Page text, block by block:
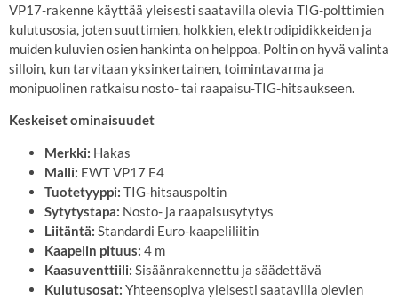
VP17-rakenne käyttää yleisesti saatavilla olevia TIG-polttimien
kulutusosia, joten suuttimien, holkkien, elektrodipidikkeiden ja
muiden kuluvien osien hankinta on helppoa. Poltin on hyvä valinta
silloin, kun tarvitaan yksinkertainen, toimintavarma ja
monipuolinen ratkaisu nosto- tai raapaisu-TIG-hitsaukseen.
Keskeiset ominaisuudet
Merkki: Hakas
Malli: EWT VP17 E4
Tuotetyyppi: TIG-hitsauspoltin
Sytytystapa: Nosto- ja raapaisusytytys
Liitäntä: Standardi Euro-kaapeliliitin
Kaapelin pituus: 4 m
Kaasuventtiili: Sisäänrakennettu ja säädettävä
Kulutusosat: Yhteensopiva yleisesti saatavilla olevien